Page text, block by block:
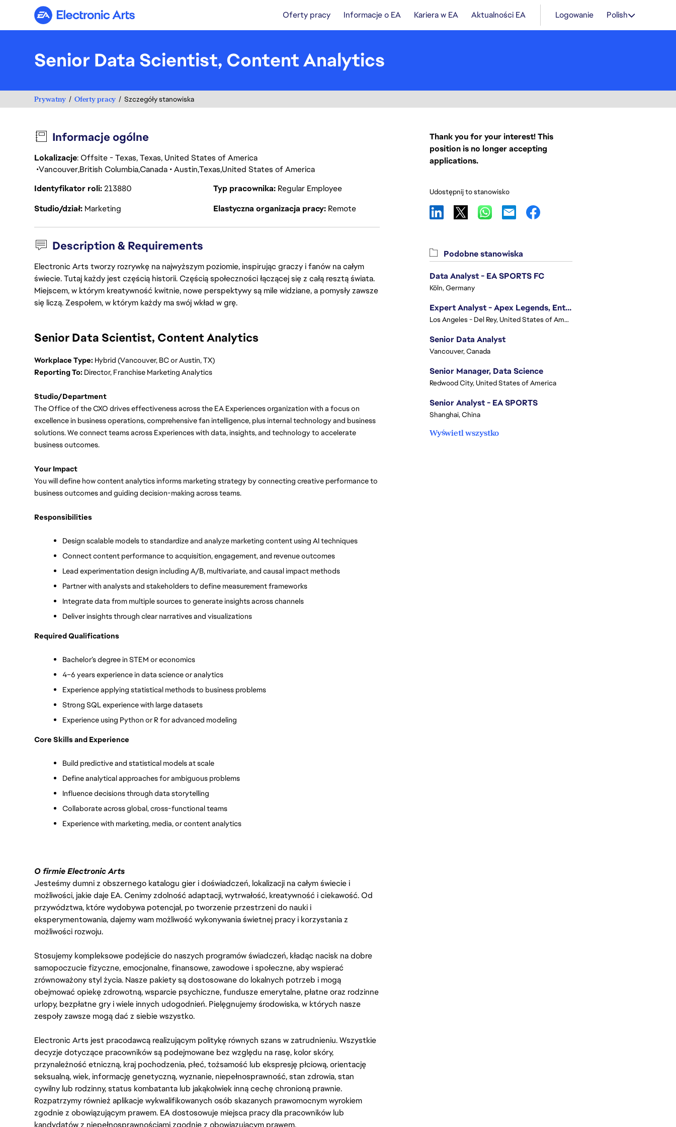
Electronic Arts Oferty pracy Informacje o EA Kariera w EA Aktualności EA Logowanie Polish
Senior Data Scientist, Content Analytics
Prywatny Oferty pracy Szczegóły stanowiska
Informacje ogólne
Lokalizacje: Offsite - Texas, Texas, United States of America
VancouverBritish ColumbiaCanada AustinTexas United States of America
Identyfikator roli213880 Typ pracownika Regular Employee
Studio/dział Marketing Elastyczna organizacja pracy Remote
Description & Requirements
Electronic Arts tworzy rozrywkę na najwyższym poziomie, inspirując graczy i fanów na całym
świecie. Tutaj każdy jest częścią historii. Częścią społeczności łączącej się z całą resztą świata.
Miejscem, w którym kreatywność kwitnie, nowe perspektywy są mile widziane, a pomysły zawsze
się liczą. Zespołem, w którym każdy ma swój wkład w grę.
Senior Data Scientist, Content Analytics
Workplace Type: Hybrid (Vancouver, BC or Austin, TX)
Reporting To: Director, Franchise Marketing Analytics
Studio/Department
The Office of the CXO drives effectiveness across the EA Experiences organization with a focus on
excellence in business operations, comprehensive fan intelligence, plus internal technology and business
solutions. We connect teams across Experiences with data, insights, and technology to accelerate
business outcomes.
Your Impact
You will define how content analytics informs marketing strategy by connecting creative performance to
business outcomes and guiding decision-making across teams.
Responsibilities
Design scalable models to standardize and analyze marketing content using AI techniques
Connect content performance to acquisition, engagement, and revenue outcomes
Lead experimentation design including A/B, multivariate, and causal impact methods
Partner with analysts and stakeholders to define measurement frameworks
Integrate data from multiple sources to generate insights across channels
Deliver insights through clear narratives and visualizations
Required Qualifications
Bachelor’s degree in STEM or economics
4–6 years experience in data science or analytics
Experience applying statistical methods to business problems
Strong SQL experience with large datasets
Experience using Python or R for advanced modeling
Core Skills and Experience
Build predictive and statistical models at scale
Define analytical approaches for ambiguous problems
Influence decisions through data storytelling
Collaborate across global, cross-functional teams
Experience with marketing, media, or content analytics
O firmie Electronic Arts
Jesteśmy dumni z obszernego katalogu gier i doświadczeń, lokalizacji na całym świecie i
możliwości, jakie daje EA. Cenimy zdolność adaptacji, wytrwałość, kreatywność i ciekawość. Od
przywództwa, które wydobywa potencjał, po tworzenie przestrzeni do nauki i
eksperymentowania, dajemy wam możliwość wykonywania świetnej pracy i korzystania z
możliwości rozwoju.
Stosujemy kompleksowe podejście do naszych programów świadczeń, kładąc nacisk na dobre
samopoczucie fizyczne, emocjonalne, finansowe, zawodowe i społeczne, aby wspierać
zrównoważony styl życia. Nasze pakiety są dostosowane do lokalnych potrzeb i mogą
obejmować opiekę zdrowotną, wsparcie psychiczne, fundusze emerytalne, płatne oraz rodzinne
urlopy, bezpłatne gry i wiele innych udogodnień. Pielęgnujemy środowiska, w których nasze
zespoły zawsze mogą dać z siebie wszystko.
Electronic Arts jest pracodawcą realizującym politykę równych szans w zatrudnieniu. Wszystkie
decyzje dotyczące pracowników są podejmowane bez względu na rasę, kolor skóry,
przynależność etniczną, kraj pochodzenia, płeć, tożsamość lub ekspresję płciową, orientację
seksualną, wiek, informację genetyczną, wyznanie, niepełnosprawność, stan zdrowia, stan
cywilny lub rodzinny, status kombatanta lub jakąkolwiek inną cechę chronioną prawnie.
Rozpatrzymy również aplikacje wykwalifikowanych osób skazanych prawomocnym wyrokiem
zgodnie z obowiązującym prawem. EA dostosowuje miejsca pracy dla pracowników lub
kandydatów z niepełnosprawnościami zgodnie z obowiązującym prawem.
Thank you for your interest! This
position is no longer accepting
applications.
Udostępnij to stanowisko
Podobne stanowiska
Data Analyst - EA SPORTS FC
Köln, Germany
Expert Analyst - Apex Legends, Enterprise Intelligence (EI)
Los Angeles - Del Rey, United States of America
Senior Data Analyst
Vancouver, Canada
Senior Manager, Data Science
Redwood City, United States of America
Senior Analyst - EA SPORTS
Shanghai, China
Wyświetl wszystko